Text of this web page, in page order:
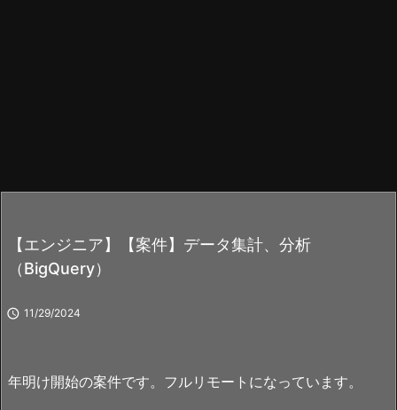
【エンジニア】【案件】データ集計、分析
（BigQuery）
 11/29/2024
年明け開始の案件です。フルリモートになっています。